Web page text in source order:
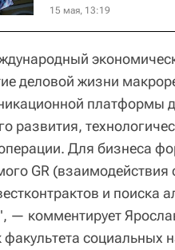
15 мая, 13:19
деловой жизни
платформы
развития,
Для бизнеса
GR
и поиска
— комментирует
факультета социальных